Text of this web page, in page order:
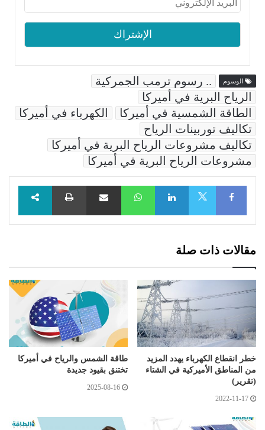
الوسوم
.. رسوم ترمب الجمركية
الرياح البرية في أميركا
الطاقة الشمسية في أميركا
الكهرباء في أميركا
تكاليف توربينات الرياح
تكاليف مشروعات الرياح البرية في أميركا
مشروعات الرياح البرية في أميركا
Facebook
LinkedIn
WhatsAppمشاركة عبر البريد طباعة
مقالات ذات صلة
خطر انقطاع الكهرباء يهدد المزيد
من المناطق الأميركية في الشتاء
(تقرير)
2022-11-17
طاقة الشمس والرياح في أميركا
تختنق بقيود جديدة
2025-08-16